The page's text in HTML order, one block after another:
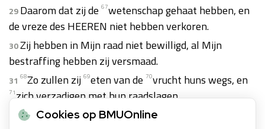
29Daarom dat zij de 67wetenschap gehaat hebben, en
de vreze des HEEREN niet hebben verkoren.
30Zij hebben in Mijn raad niet bewilligd, al Mijn
bestraffing hebben zij versmaad.
31 68Zo zullen zij 69eten van de 70vrucht huns wegs, en
71zich verzadigen met hun raadslagen.
32Want de72afkering der slechten zal
Cookies op BMUOnline